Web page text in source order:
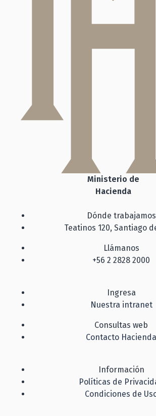
Ministerio de
Hacienda
Dónde trabajamos
Teatinos 120, Santiago
Llámanos
+56 2 2828 2000
Ingresa
Nuestra intranet
Consultas web
Contacto Hacienda
Información
Políticas de
Condiciones de